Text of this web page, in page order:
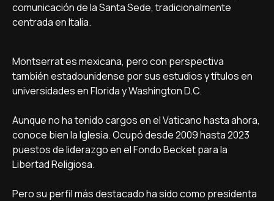
comunicación de la Santa Sede, tradicionalmente
centrada en Italia.
Montserrat es mexicana, pero con perspectiva
también estadounidense por sus estudios y títulos en
universidades en Florida y Washington D.C.
Aunque no ha tenido cargos en el Vaticano hasta ahora,
conoce bien la Iglesia. Ocupó desde 2009 hasta 2023
puestos de liderazgo en el Fondo Becket para la
Libertad Religiosa.
Pero su perfil más destacado ha sido como presidenta